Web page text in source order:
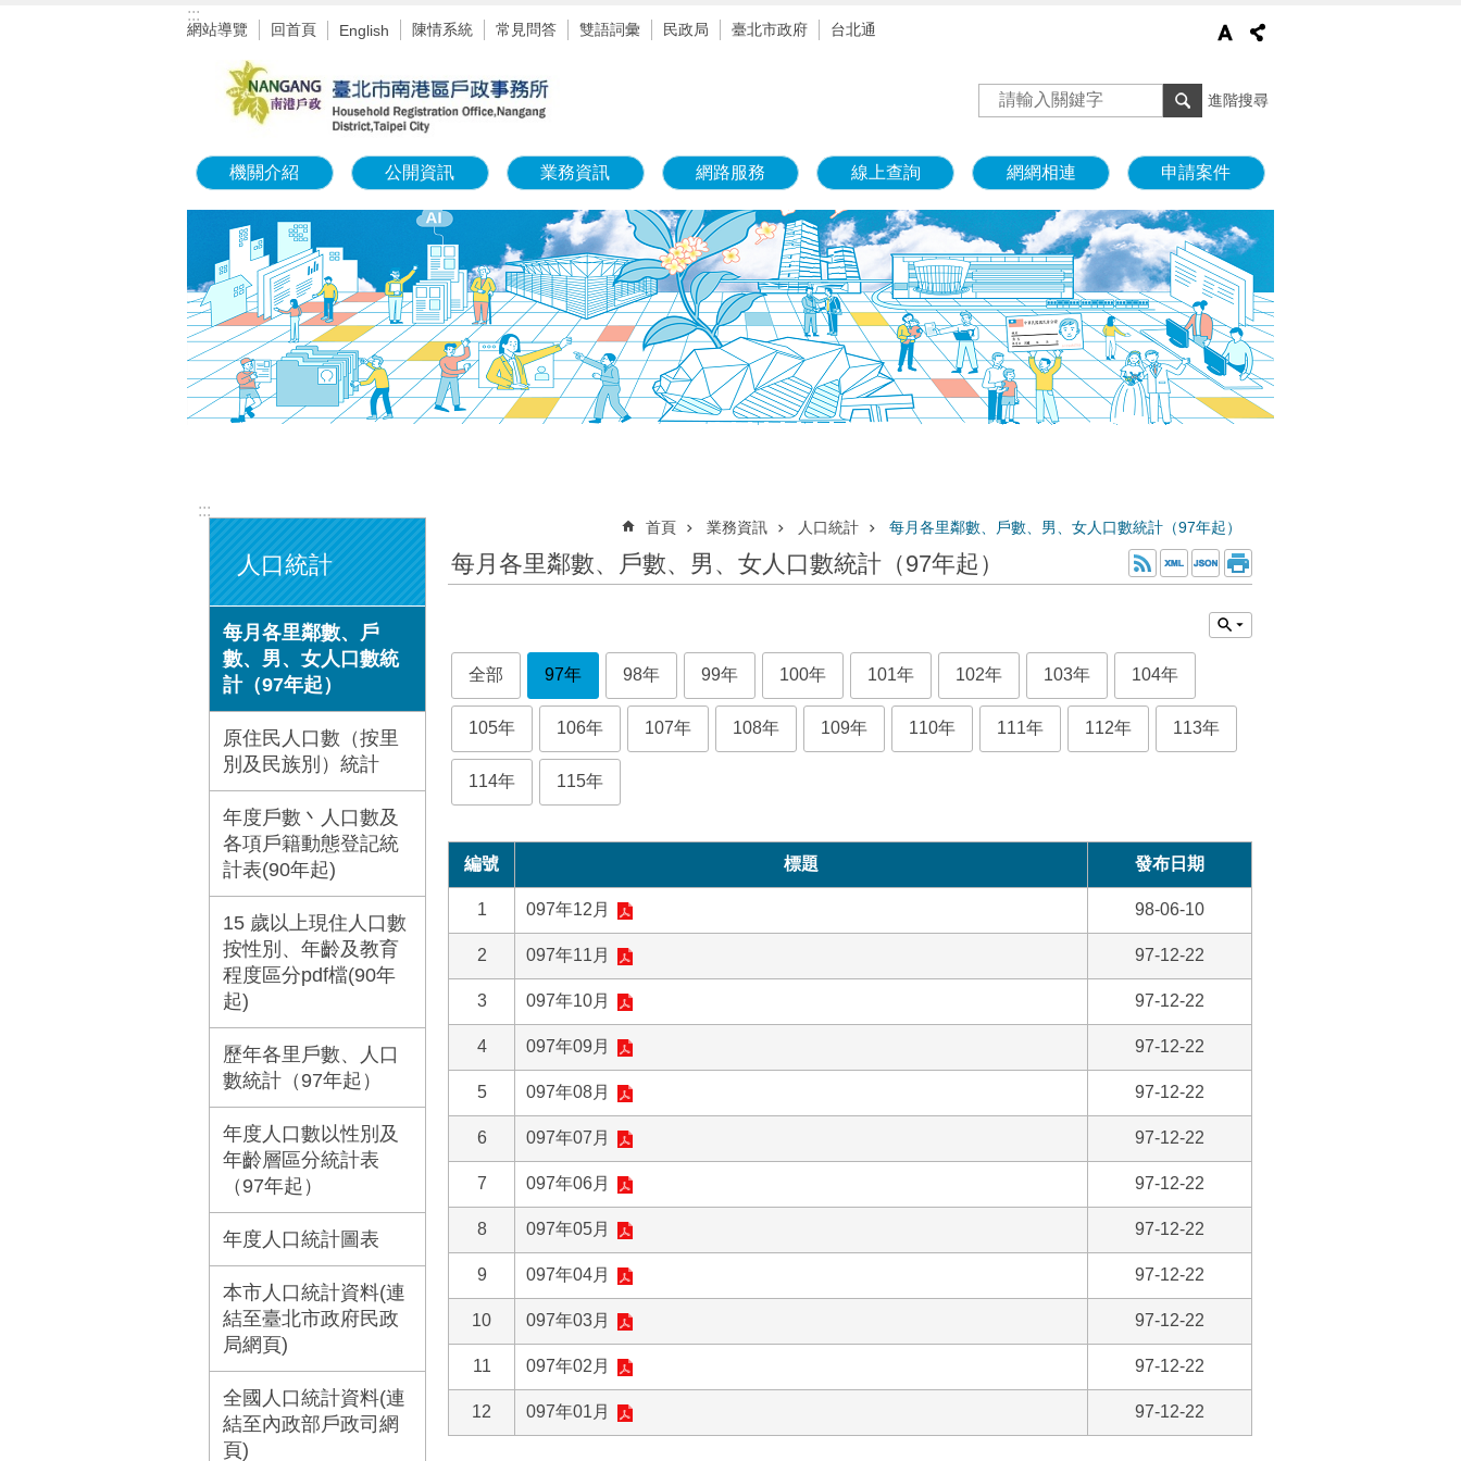
:::
網站導覽 回首頁 English 陳情系統 常見問答 雙語詞彙 民政局 臺北市政府 台北通
進階搜尋
機關介紹 公開資訊 業務資訊 網路服務 線上查詢 網網相連 申請案件
:::
人口統計
每月各里鄰數、戶
數、男、女人口數統
計（97年起）
原住民人口數（按里
別及民族別）統計
年度戶數丶人口數及
各項戶籍動態登記統
計表(90年起)
15 歲以上現住人口數
按性別、年齡及教育
程度區分pdf檔(90年
起)
歷年各里戶數、人口
數統計（97年起）
年度人口數以性別及
年齡層區分統計表
（97年起）
年度人口統計圖表
本市人口統計資料(連
結至臺北市政府民政
局網頁)
全國人口統計資料(連
結至內政部戶政司網
頁)
首頁 業務資訊 人口統計 每月各里鄰數、戶數、男、女人口數統計（97年起）
每月各里鄰數、戶數、男、女人口數統計（97年起）
全部 97年 98年 99年 100年 101年 102年 103年 104年
105年 106年 107年 108年 109年 110年 111年 112年 113年
114年 115年
編號 標題 發布日期
1 097年12月 98-06-10
2 097年11月 97-12-22
3 097年10月 97-12-22
4 097年09月 97-12-22
5 097年08月 97-12-22
6 097年07月 97-12-22
7 097年06月 97-12-22
8 097年05月 97-12-22
9 097年04月 97-12-22
10 097年03月 97-12-22
11 097年02月 97-12-22
12 097年01月 97-12-22